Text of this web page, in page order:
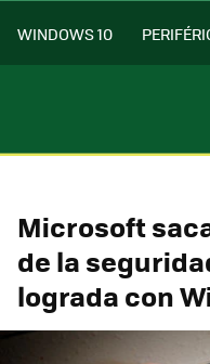
WINDOWS 10
Microsoft
de la
lograda con